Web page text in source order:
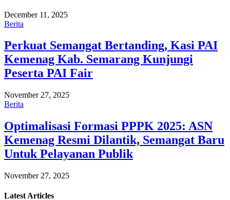
December 11, 2025
Berita
Perkuat Semangat Bertanding, Kasi PAI
Kemenag Kab. Semarang Kunjungi
Peserta PAI Fair
November 27, 2025
Berita
Optimalisasi Formasi PPPK 2025: ASN
Kemenag Resmi Dilantik, Semangat Baru
Untuk Pelayanan Publik
November 27, 2025
Latest Articles